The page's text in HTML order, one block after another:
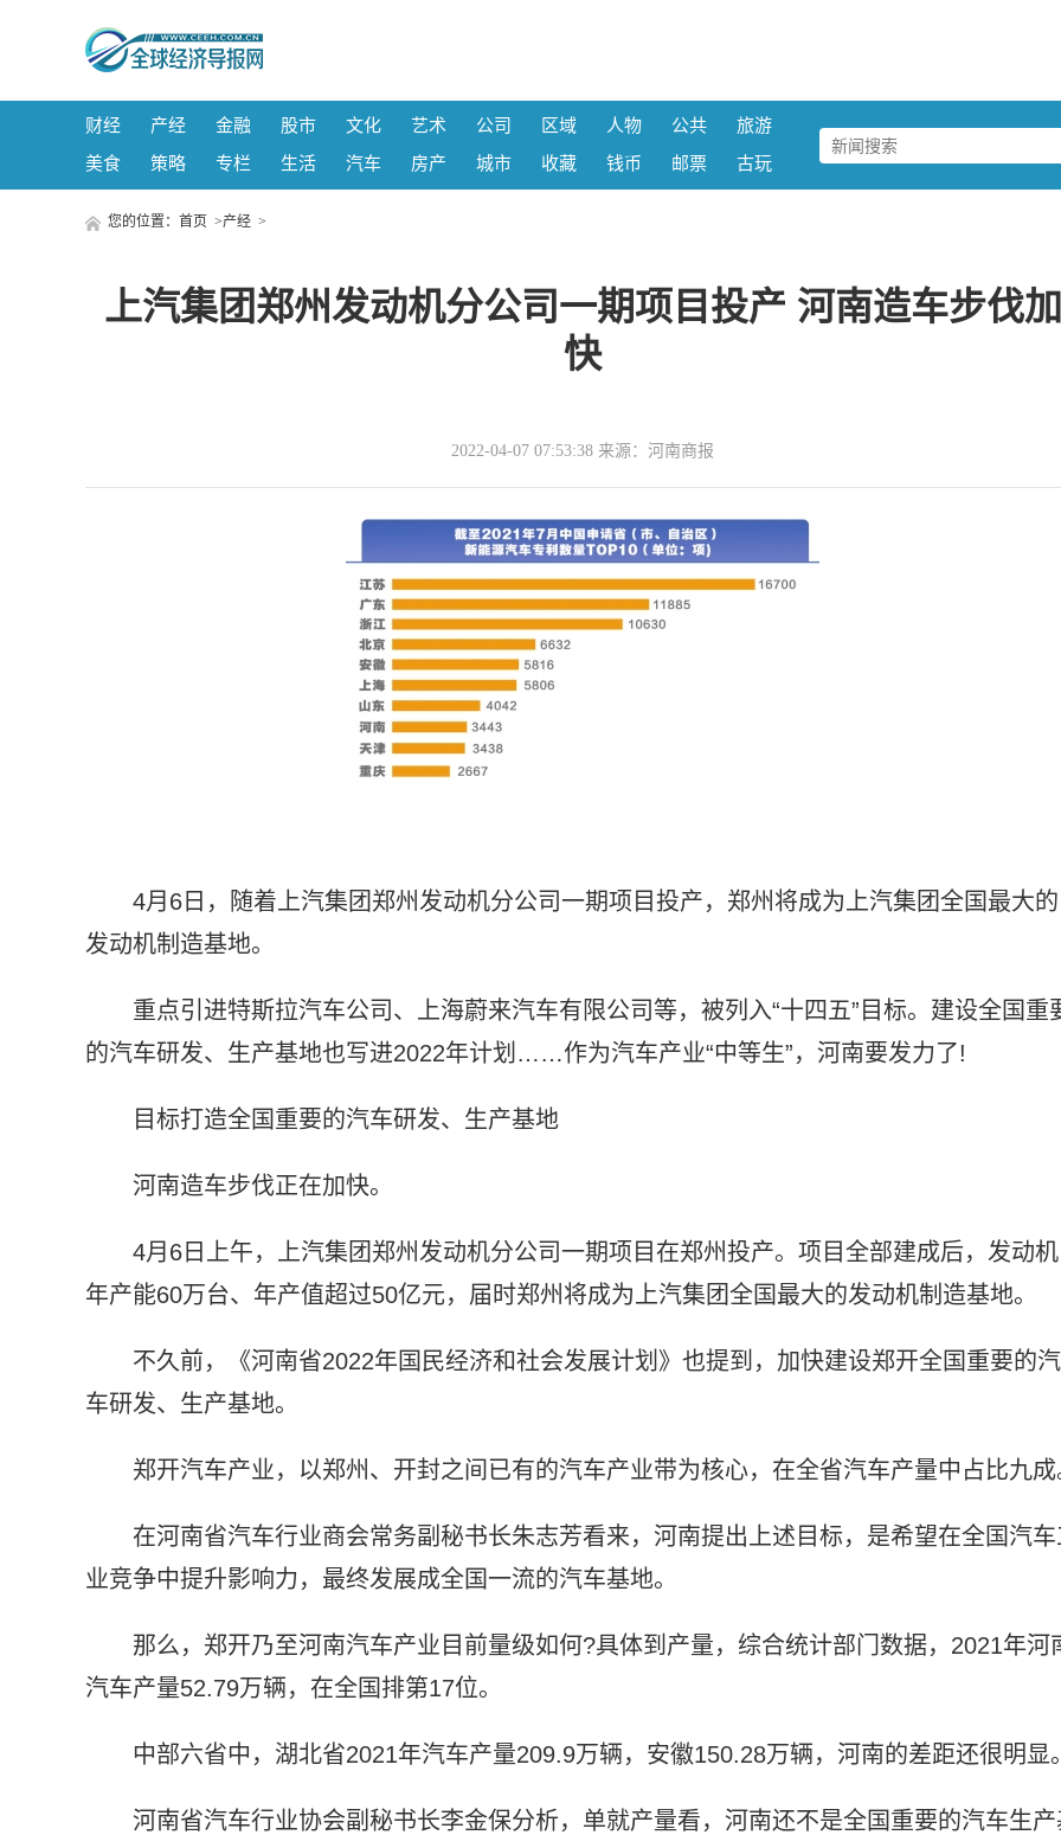
财经 产经 金融 股市 文化 艺术 公司 区域 人物 公共
旅游
美食
策略 专栏 生活 汽车 房产 城市 收藏 钱币 邮票 古玩
您的位置： 首页 >产经 >
上汽集团郑州发动机分公司一期项目投产 河南造车步伐加
快
2022-04-07 07:53:38 来源：河南商报
4月6日，随着上汽集团郑州发动机分公司一期项目投产，郑州将成为上汽集团全国最大的
发动机制造基地。
重点引进特斯拉汽车公司、上海蔚来汽车有限公司等，被列入“十四五”目标。建设全国重
的汽车研发、生产基地也写进2022年计划……作为汽车产业“中等生”，河南要发力了!
目标打造全国重要的汽车研发、生产基地
河南造车步伐正在加快。
4月6日上午，上汽集团郑州发动机分公司一期项目在郑州投产。项目全部建成后，发动机
年产能60万台、年产值超过50亿元，届时郑州将成为上汽集团全国最大的发动机制造基地。
不久前，《河南省2022年国民经济和社会发展计划》也提到，加快建设郑开全国重要的汽
车研发、生产基地。
郑开汽车产业，以郑州、开封之间已有的汽车产业带为核心，在全省汽车产量中占比九成
在河南省汽车行业商会常务副秘书长朱志芳看来，河南提出上述目标，是希望在全国汽车
业竞争中提升影响力，最终发展成全国一流的汽车基地。
那么，郑开乃至河南汽车产业目前量级如何?具体到产量，综合统计部门数据，2021年河
汽车产量52.79万辆，在全国排第17位。
中部六省中，湖北省2021年汽车产量209.9万辆，安徽150.28万辆，河南的差距还很明显。
河南省汽车行业协会副秘书长李金保分析，单就产量看，河南还不是全国重要的汽车生产